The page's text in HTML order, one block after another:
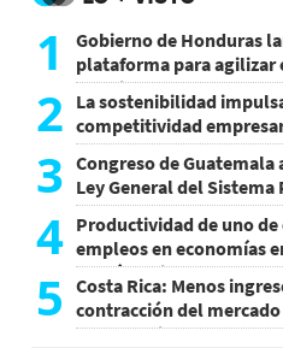
1
Gobierno de Honduras
plataforma para agilizar
exterior
2 La sostenibilidad
competitividad
Guatemala
3 Congreso de Guatemala
Ley General del
4 Productividad de uno de
empleos en economías
podría mejorar por la IA
5
Costa Rica: Menos
contracción del
causan baja del consumo